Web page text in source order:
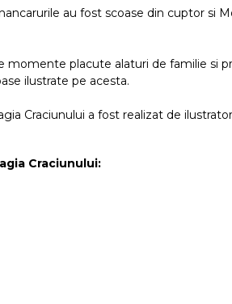
au fost scoase din cuptor si
momente placute alaturi de familie si
ilustrate pe acesta.
Craciunului a fost realizat de
Craciunului: